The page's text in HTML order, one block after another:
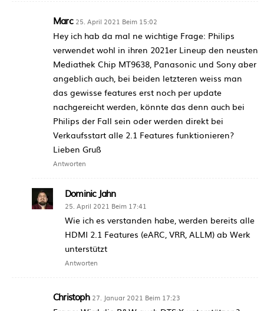
Marc 25. April 2021 Beim 15:02
Hey ich hab da mal ne wichtige Frage: Philips
verwendet wohl in ihren 2021er Lineup den neusten
Mediathek Chip MT9638, Panasonic und Sony aber
angeblich auch, bei beiden letzteren weiss man
das gewisse features erst noch per update
nachgereicht werden, könnte das denn auch bei
Philips der Fall sein oder werden direkt bei
Verkaufsstart alle 2.1 Features funktionieren?
Lieben Gruß
Antworten
Dominic Jahn
25. April 2021 Beim 17:41
Wie ich es verstanden habe, werden bereits alle
HDMI 2.1 Features (eARC, VRR, ALLM) ab Werk
unterstützt
Antworten
Christoph 27. Januar 2021 Beim 17:23